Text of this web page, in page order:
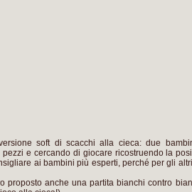
soft di scacchi alla cieca: due
e cercando di giocare ricostruendo la
ai bambini più esperti, perché per gli
proposto anche una partita bianchi contro